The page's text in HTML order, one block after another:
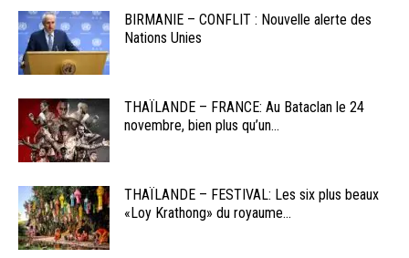
BIRMANIE – CONFLIT : Nouvelle alerte des
Nations Unies
THAÏLANDE – FRANCE: Au Bataclan le 24
novembre, bien plus qu’un...
THAÏLANDE – FESTIVAL: Les six plus beaux
«Loy Krathong» du royaume...